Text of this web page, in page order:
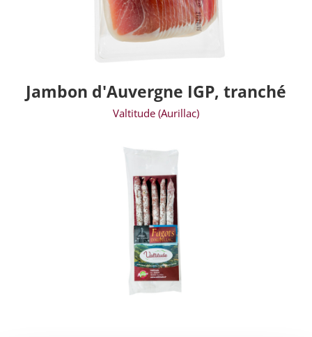
Jambon d'Auvergne IGP, tranché
Valtitude (Aurillac)